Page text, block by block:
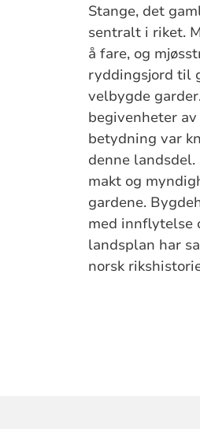
Stange, det
sentralt i riket.
å fare, og
ryddingsjord til
velbygde
begivenheter
betydning var
denne lands­del.
makt og
gardene.
med inn­flytelse
landsplan har
norsk